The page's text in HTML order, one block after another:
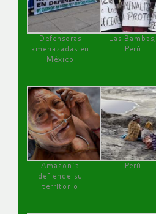
Defensoras
amenazadas en
México
Las Bambas,
Perú
Amazonía
defiende su
territorio
Perú